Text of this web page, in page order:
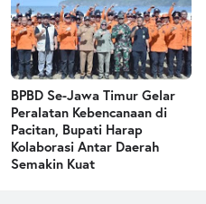
BPBD Se-Jawa Timur Gelar
Peralatan Kebencanaan di
Pacitan, Bupati Harap
Kolaborasi Antar Daerah
Semakin Kuat